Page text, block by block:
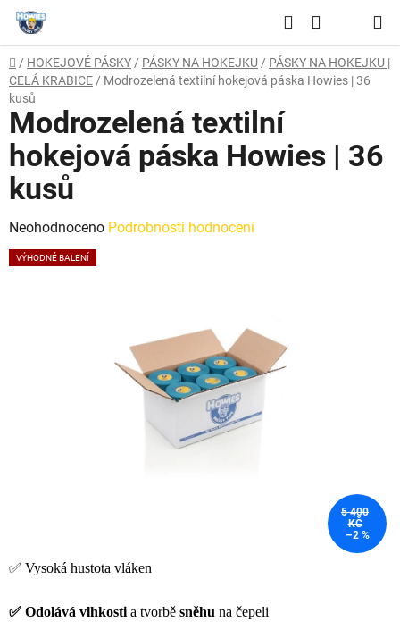
Přejít
obsah
Hledat
KOŠÍK
Domů
/ HOKEJOVÉ PÁSKY / PÁSKY NA HOKEJKU / PÁSKY NA HOKEJKU |
CELÁ KRABICE / Modrozelená textilní hokejová páska Howies | 36
kusů
✅ Vysoká hustota vláken
✅ Odolává vlhkosti a tvorbě sněhu na čepeli
Modrozelená textilní
hokejová páska Howies | 36
kusů
Průměrné
hodnocení
Neohodnoceno Podrobnosti hodnocení
VÝHODNÉ BALENÍ
5 400
KČ
–2 %